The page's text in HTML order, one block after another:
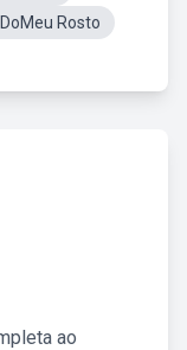
Rosto
ao